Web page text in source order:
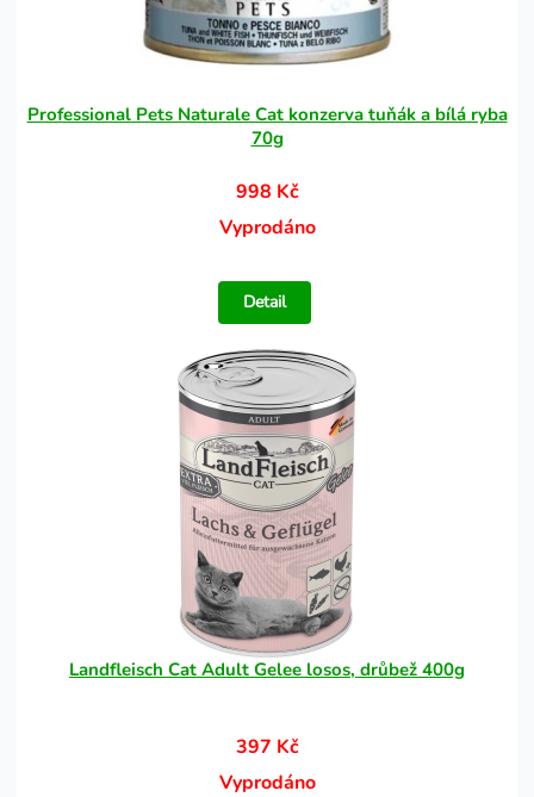
Professional Pets Naturale Cat konzerva tuňák a bílá ryba
70g
998 Kč
Vyprodáno
Detail
Landfleisch Cat Adult Gelee losos, drůbež 400g
397 Kč
Vyprodáno